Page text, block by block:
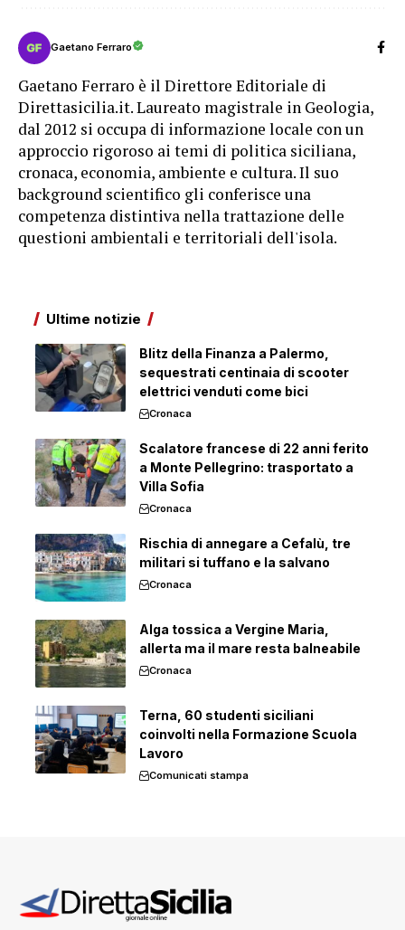
Gaetano Ferraro
Gaetano Ferraro è il Direttore Editoriale di
Direttasicilia.it. Laureato magistrale in Geologia,
dal 2012 si occupa di informazione locale con un
approccio rigoroso ai temi di politica siciliana,
cronaca, economia, ambiente e cultura. Il suo
background scientifico gli conferisce una
competenza distintiva nella trattazione delle
questioni ambientali e territoriali dell'isola.
Ultime notizie
Blitz della Finanza a Palermo,
sequestrati centinaia di scooter
elettrici venduti come bici
Cronaca
Scalatore francese di 22 anni ferito
a Monte Pellegrino: trasportato a
Villa Sofia
Cronaca
Rischia di annegare a Cefalù, tre
militari si tuffano e la salvano
Cronaca
Alga tossica a Vergine Maria,
allerta ma il mare resta balneabile
Cronaca
Terna, 60 studenti siciliani
coinvolti nella Formazione Scuola
Lavoro
Comunicati stampa